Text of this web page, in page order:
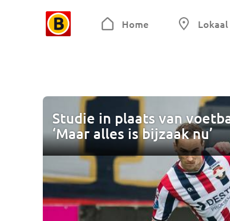
Home Lokaal
Studie in plaats van
‘Maar alles is bijzaak nu’